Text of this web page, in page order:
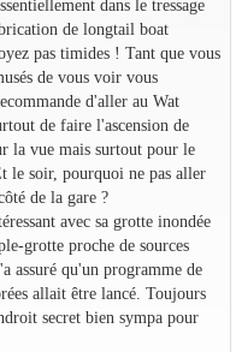
dans le tressage
de longtail boat
pas timides ! Tant que vous
de vous voir vous
d'aller au Wat
de faire l'ascension de
la vue mais surtout pour le
le soir, pourquoi ne pas aller
de la gare ?
avec sa grotte inondée
grotte proche de sources
assuré qu'un programme de
allait être lancé. Toujours
secret bien sympa pour